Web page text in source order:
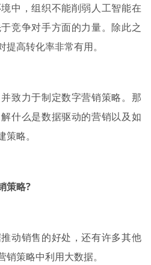
中，组织不能削弱人工智能在
竞争对手方面的力量。除此之
高转化率非常有用。
致力于制定数字营销策略。那
什么是数据驱动的营销以及如
略。
策略?
动销售的好处，还有许多其他
策略中利用大数据。